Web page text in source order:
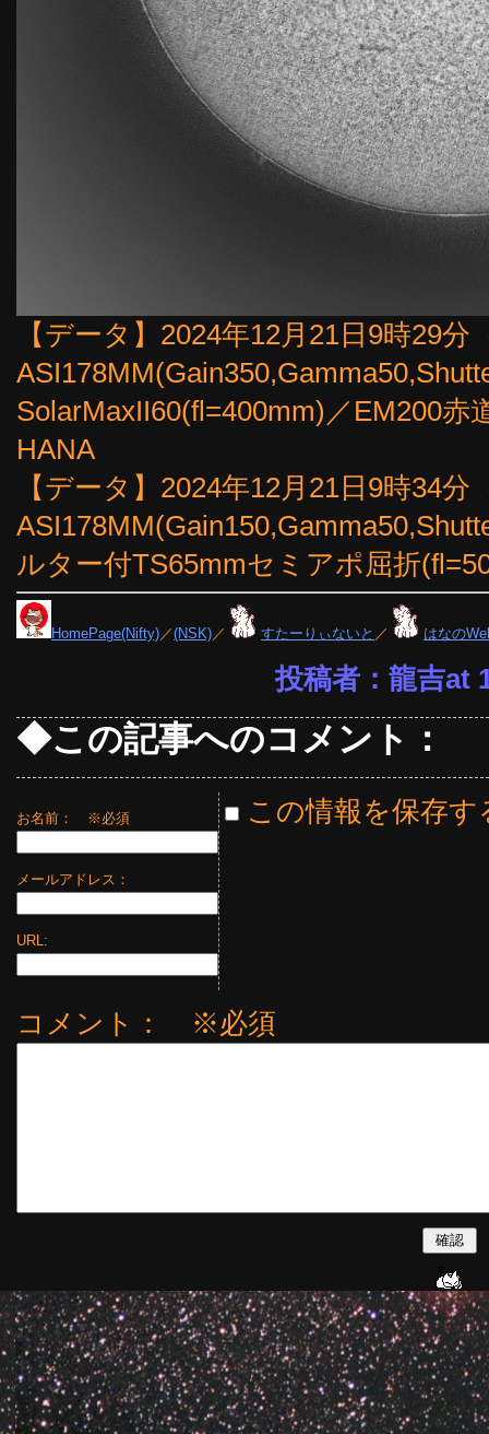
【データ】2024年12月21日9時29分
SolarMaxII60(fl=400mm)／EM200赤
HANA
【データ】2024年12月21日9時34
ルター付TS65mmセミアポ屈折
HomePage(Nifty) ／(NSK) ／ すたーりぃないと ／ はなの
投稿者：龍吉at
◆この記事へのコメント：
お名前： ※必須
メールアドレス：
URL:
この情報を保存す
コメント： ※必須